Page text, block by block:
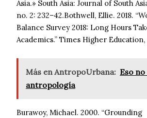
Asia.» South Asia: Journal of South
no. 2: 232–42.Bothwell, Ellie. 2018.
Balance Survey 2018: Long Hours
Academics.” Times Higher
Más en AntropoUrbana: Eso no
antropología
Burawoy, Michael. 2000. “Grounding